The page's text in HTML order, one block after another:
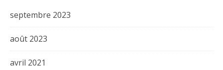
septembre 2023
août 2023
avril 2021